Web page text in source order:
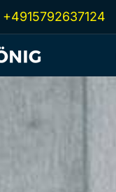
+4915792637124